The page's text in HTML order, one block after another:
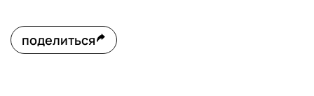
поделиться